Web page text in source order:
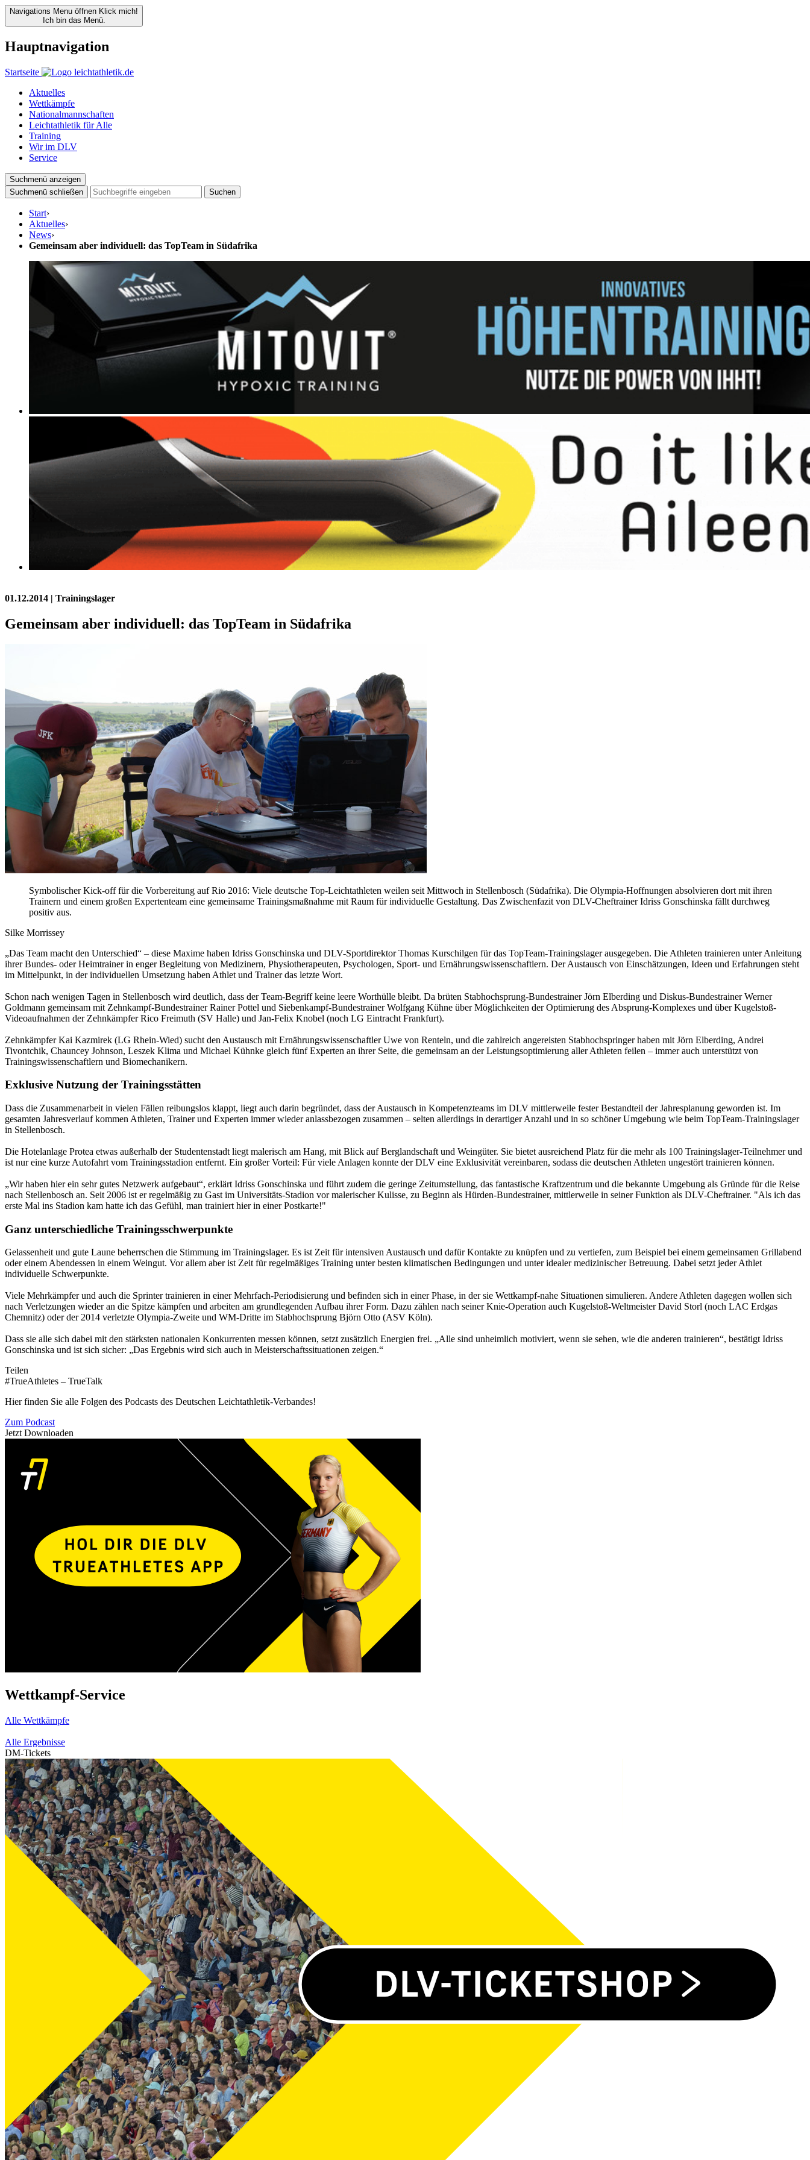
Navigations Menu öffnen Klick mich!
Ich bin das Menü.
Hauptnavigation
Startseite
Aktuelles
Wettkämpfe
Nationalmannschaften
Leichtathletik für Alle
Training
Wir im DLV
Service
Suchmenü anzeigen
Suchmenü schließen
Suchen
Start›
Aktuelles›
News›
Gemeinsam aber individuell: das TopTeam in Südafrika
01.12.2014 | Trainingslager
Gemeinsam aber individuell: das TopTeam in Südafrika
Symbolischer Kick-off für die Vorbereitung auf Rio 2016: Viele deutsche Top-Leichtathleten weilen seit Mittwoch in Stellenbosch (Südafrika). Die Olympia-Hoffnungen absolvieren dort mit ihren
Trainern und einem großen Expertenteam eine gemeinsame Trainingsmaßnahme mit Raum für individuelle Gestaltung. Das Zwischenfazit von DLV-Cheftrainer Idriss Gonschinska fällt durchweg
positiv aus.
Silke Morrissey
„Das Team macht den Unterschied“ – diese Maxime haben Idriss Gonschinska und DLV-Sportdirektor Thomas Kurschilgen für das TopTeam-Trainingslager ausgegeben. Die Athleten trainieren unter Anleitung
ihrer Bundes- oder Heimtrainer in enger Begleitung von Medizinern, Physiotherapeuten, Psychologen, Sport- und Ernährungswissenschaftlern. Der Austausch von Einschätzungen, Ideen und Erfahrungen steht
im Mittelpunkt, in der individuellen Umsetzung haben Athlet und Trainer das letzte Wort.
Schon nach wenigen Tagen in Stellenbosch wird deutlich, dass der Team-Begriff keine leere Worthülle bleibt. Da brüten Stabhochsprung-Bundestrainer Jörn Elberding und Diskus-Bundestrainer Werner
Goldmann gemeinsam mit Zehnkampf-Bundestrainer Rainer Pottel und Siebenkampf-Bundestrainer Wolfgang Kühne über Möglichkeiten der Optimierung des Absprung-Komplexes und über Kugelstoß-
Videoaufnahmen der Zehnkämpfer Rico Freimuth (SV Halle) und Jan-Felix Knobel (noch LG Eintracht Frankfurt).
Zehnkämpfer Kai Kazmirek (LG Rhein-Wied) sucht den Austausch mit Ernährungswissenschaftler Uwe von Renteln, und die zahlreich angereisten Stabhochspringer haben mit Jörn Elberding, Andrei
Tivontchik, Chauncey Johnson, Leszek Klima und Michael Kühnke gleich fünf Experten an ihrer Seite, die gemeinsam an der Leistungsoptimierung aller Athleten feilen – immer auch unterstützt von
Trainingswissenschaftlern und Biomechanikern.
Exklusive Nutzung der Trainingsstätten
Dass die Zusammenarbeit in vielen Fällen reibungslos klappt, liegt auch darin begründet, dass der Austausch in Kompetenzteams im DLV mittlerweile fester Bestandteil der Jahresplanung geworden ist. Im
gesamten Jahresverlauf kommen Athleten, Trainer und Experten immer wieder anlassbezogen zusammen – selten allerdings in derartiger Anzahl und in so schöner Umgebung wie beim TopTeam-Trainingslager
in Stellenbosch.
Die Hotelanlage Protea etwas außerhalb der Studentenstadt liegt malerisch am Hang, mit Blick auf Berglandschaft und Weingüter. Sie bietet ausreichend Platz für die mehr als 100 Trainingslager-Teilnehmer und
ist nur eine kurze Autofahrt vom Trainingsstadion entfernt. Ein großer Vorteil: Für viele Anlagen konnte der DLV eine Exklusivität vereinbaren, sodass die deutschen Athleten ungestört trainieren können.
„Wir haben hier ein sehr gutes Netzwerk aufgebaut“, erklärt Idriss Gonschinska und führt zudem die geringe Zeitumstellung, das fantastische Kraftzentrum und die bekannte Umgebung als Gründe für die Reise
nach Stellenbosch an. Seit 2006 ist er regelmäßig zu Gast im Universitäts-Stadion vor malerischer Kulisse, zu Beginn als Hürden-Bundestrainer, mittlerweile in seiner Funktion als DLV-Cheftrainer. "Als ich das
erste Mal ins Stadion kam hatte ich das Gefühl, man trainiert hier in einer Postkarte!"
Ganz unterschiedliche Trainingsschwerpunkte
Gelassenheit und gute Laune beherrschen die Stimmung im Trainingslager. Es ist Zeit für intensiven Austausch und dafür Kontakte zu knüpfen und zu vertiefen, zum Beispiel bei einem gemeinsamen Grillabend
oder einem Abendessen in einem Weingut. Vor allem aber ist Zeit für regelmäßiges Training unter besten klimatischen Bedingungen und unter idealer medizinischer Betreuung. Dabei setzt jeder Athlet
individuelle Schwerpunkte.
Viele Mehrkämpfer und auch die Sprinter trainieren in einer Mehrfach-Periodisierung und befinden sich in einer Phase, in der sie Wettkampf-nahe Situationen simulieren. Andere Athleten dagegen wollen sich
nach Verletzungen wieder an die Spitze kämpfen und arbeiten am grundlegenden Aufbau ihrer Form. Dazu zählen nach seiner Knie-Operation auch Kugelstoß-Weltmeister David Storl (noch LAC Erdgas
Chemnitz) oder der 2014 verletzte Olympia-Zweite und WM-Dritte im Stabhochsprung Björn Otto (ASV Köln).
Dass sie alle sich dabei mit den stärksten nationalen Konkurrenten messen können, setzt zusätzlich Energien frei. „Alle sind unheimlich motiviert, wenn sie sehen, wie die anderen trainieren“, bestätigt Idriss
Gonschinska und ist sich sicher: „Das Ergebnis wird sich auch in Meisterschaftssituationen zeigen.“
Teilen
#TrueAthletes – TrueTalk
Hier finden Sie alle Folgen des Podcasts des Deutschen Leichtathletik-Verbandes!
Zum Podcast
Jetzt Downloaden
Wettkampf-Service
Alle Wettkämpfe
Alle Ergebnisse
DM-Tickets